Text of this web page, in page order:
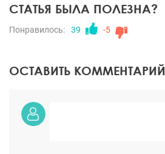
СТАТЬЯ БЫЛА ПОЛЕЗНА?
Понравилось: 39 -5
ОСТАВИТЬ КОММЕНТАРИЙ